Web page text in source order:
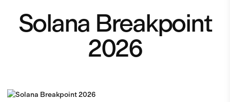
Solana Breakpoint
2026